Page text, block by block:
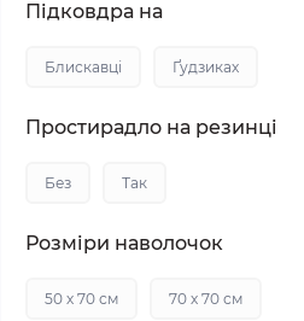
Підковдра на
Блискавці Ґудзиках
Простирадло на резинці
Без Так
Розміри наволочок
50 х 70 см 70 х 70 см